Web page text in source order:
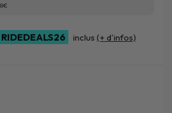
RIDEDEALS26 inclus (+ d'infos)